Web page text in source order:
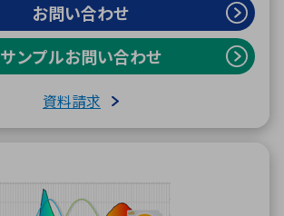
お問い合わせ
サンプルお問い合わせ
資料請求